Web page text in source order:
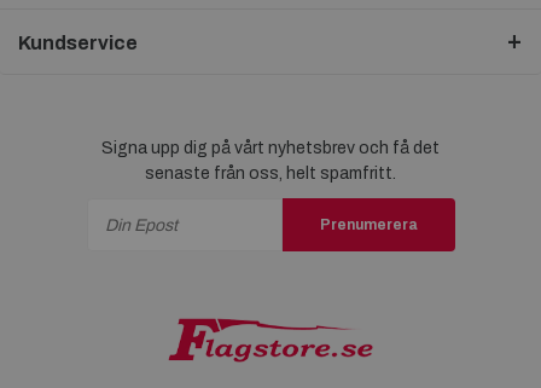
Kundservice
Signa upp dig på vårt nyhetsbrev och få det
senaste från oss, helt spamfritt.
Prenumerera